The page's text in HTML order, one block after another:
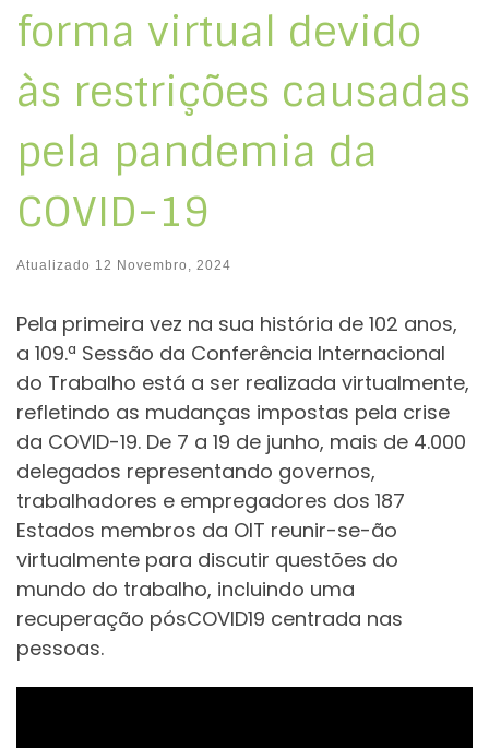
forma virtual devido
às restrições causadas
pela pandemia da
COVID-19
Atualizado 12 Novembro, 2024
Pela primeira vez na sua história de 102 anos,
a 109.ª Sessão da Conferência Internacional
do Trabalho está a ser realizada virtualmente,
refletindo as mudanças impostas pela crise
da COVID-19. De 7 a 19 de junho, mais de 4.000
delegados representando governos,
trabalhadores e empregadores dos 187
Estados membros da OIT reunir-se-ão
virtualmente para discutir questões do
mundo do trabalho, incluindo uma
recuperação pósCOVID19 centrada nas
pessoas.